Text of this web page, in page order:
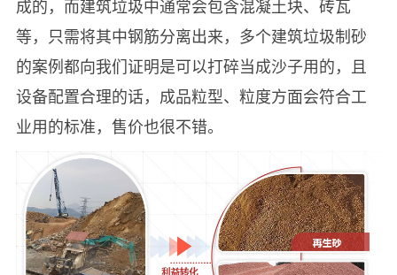
成的，而建筑垃圾中通常会包含混凝土块、砖瓦
等，只需将其中钢筋分离出来，多个建筑垃圾制砂
的案例都向我们证明是可以打碎当成沙子用的，且
设备配置合理的话，成品粒型、粒度方面会符合工
业用的标准，售价也很不错。